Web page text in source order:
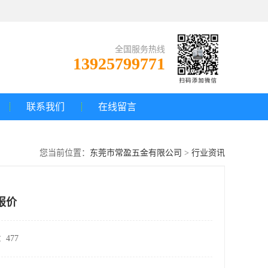
全国服务热线
13925799771
联系我们 在线留言
您当前位置： 东莞市常盈五金有限公司 > 行业资讯
价
477